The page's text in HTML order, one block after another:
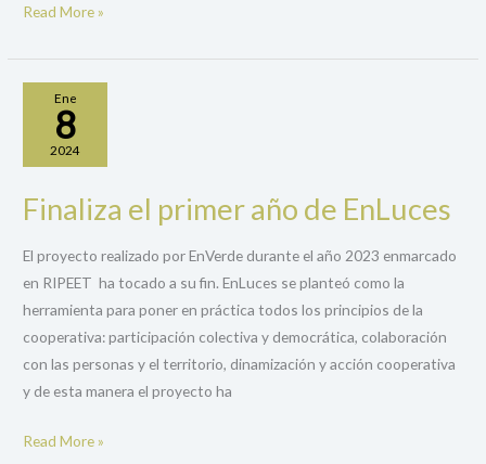
Read More »
Ene
8
2024
Finaliza el primer año de EnLuces
El proyecto realizado por EnVerde durante el año 2023 enmarcado
en RIPEET ha tocado a su fin. EnLuces se planteó como la
herramienta para poner en práctica todos los principios de la
cooperativa: participación colectiva y democrática, colaboración
con las personas y el territorio, dinamización y acción cooperativa
y de esta manera el proyecto ha
Finaliza
primer
año
de
EnLuces
Read More »